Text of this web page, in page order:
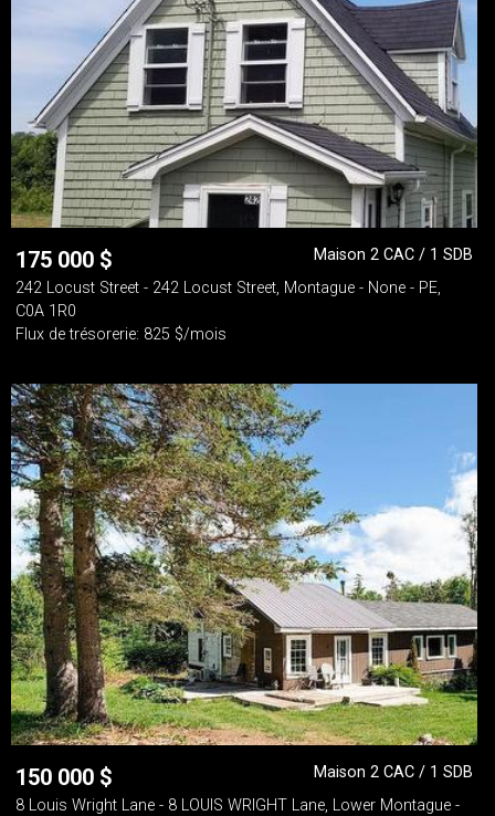
175 000 $
Maison 2 CAC / 1 SDB
242 Locust Street - 242 Locust Street, Montague - None - PE,
C0A 1R0
Flux de trésorerie: 825 $/mois
150 000 $
Maison 2 CAC / 1 SDB
8 Louis Wright Lane - 8 LOUIS WRIGHT Lane, Lower Montague -